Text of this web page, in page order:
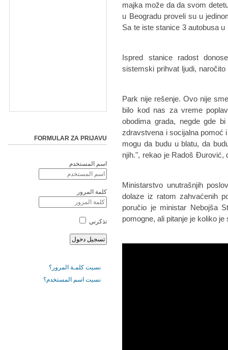
majka može da da svom
u Beogradu proveli su u
Sa te iste stanice 3 autobusa
Ispred stanice radost
sistemski prihvat ljudi,
"Park nije rešenje. Ovo nije
bilo kod nas za vreme
obodima grada, negde gde
zdravstvena i socijalna pomoć
mogu da budu u blatu, da
njih.", rekao je Radoš Đurović,
Ministarstvo unutrašnjih
dolaze iz ratom zahvaćenih
poručio je ministar Nebojša
pomogne, ali pitanje je koliko
FORMULAR ZA PRIJAVU
اسم المستخدم
كلمة المرور
تذكرني
نسيت كلمـة المرور؟
نسيت اسم المستخدم؟